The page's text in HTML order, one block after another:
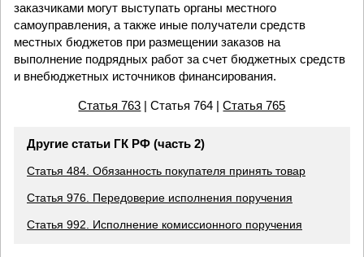
заказчиками могут выступать органы местного
самоуправления, а также иные получатели средств
местных бюджетов при размещении заказов на
выполнение подрядных работ за счет бюджетных средств
и внебюджетных источников финансирования.
Статья 763 | Статья 764 |Статья 765
Другие статьи ГК РФ (часть 2)
Статья 484. Обязанность покупателя принять товар
Статья 976. Передоверие исполнения поручения
Статья 992. Исполнение комиссионного поручения